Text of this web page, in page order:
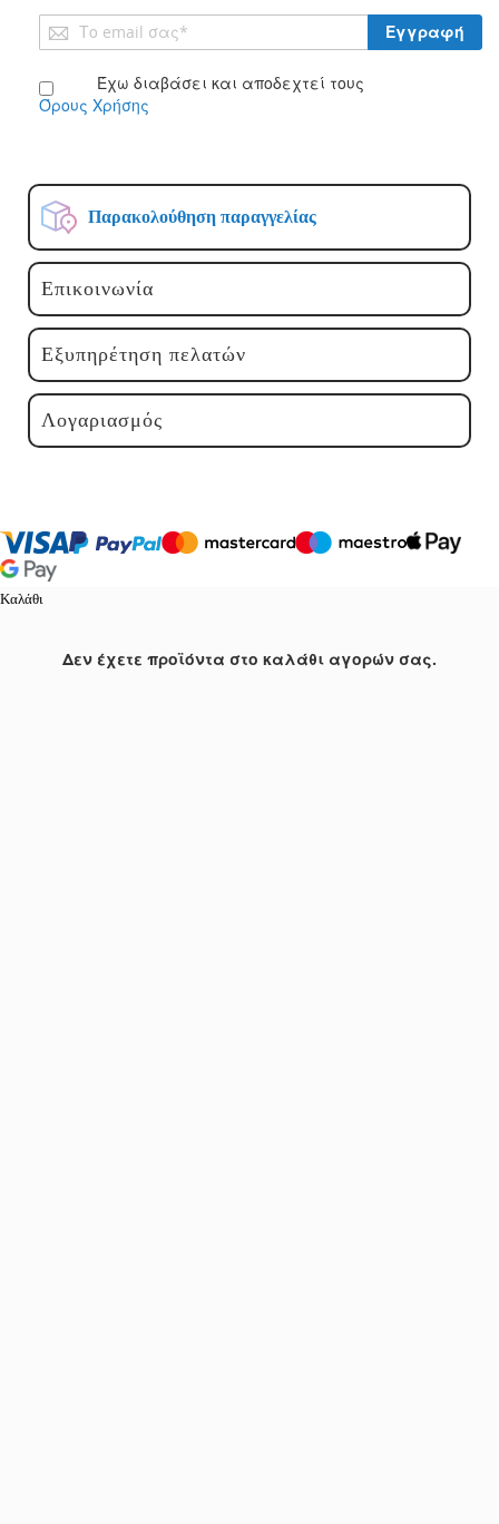
Παρακολούθηση παραγγελίας
Επικοινωνία
Εξυπηρέτηση πελατών
Λογαριασμός
Εγγραφή
στο
Δελτίο: Έχω διαβάσει και αποδεχτεί τους
Όρους Χρήσης
Εγγραφή
Καλάθι
Δεν έχετε προϊόντα στο καλάθι αγορών σας.